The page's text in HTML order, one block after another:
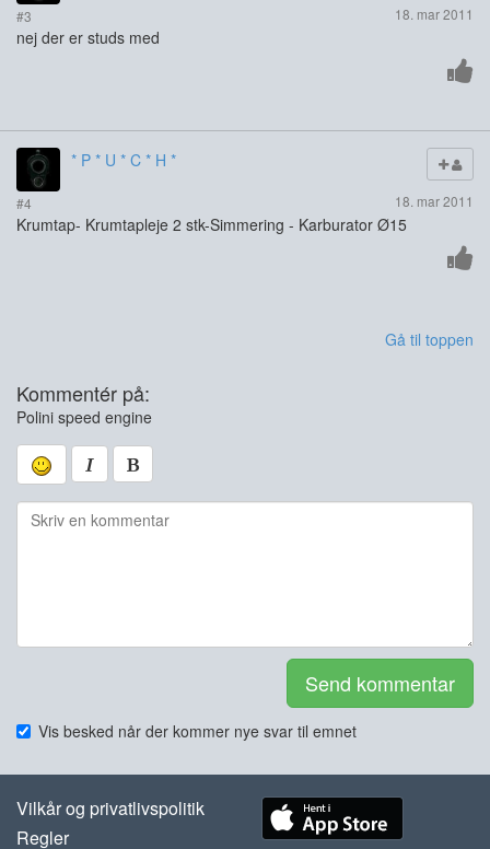
#3 18. mar 2011
nej der er studs med
* P * U * C * H *
#4 18. mar 2011
Krumtap- Krumtapleje 2 stk-Simmering - Karburator Ø15
Gå til toppen
Kommentér på:
Polini speed engine
Send kommentar
Vis besked når der kommer nye svar til emnet
Vilkår og privatlivspolitik
Regler